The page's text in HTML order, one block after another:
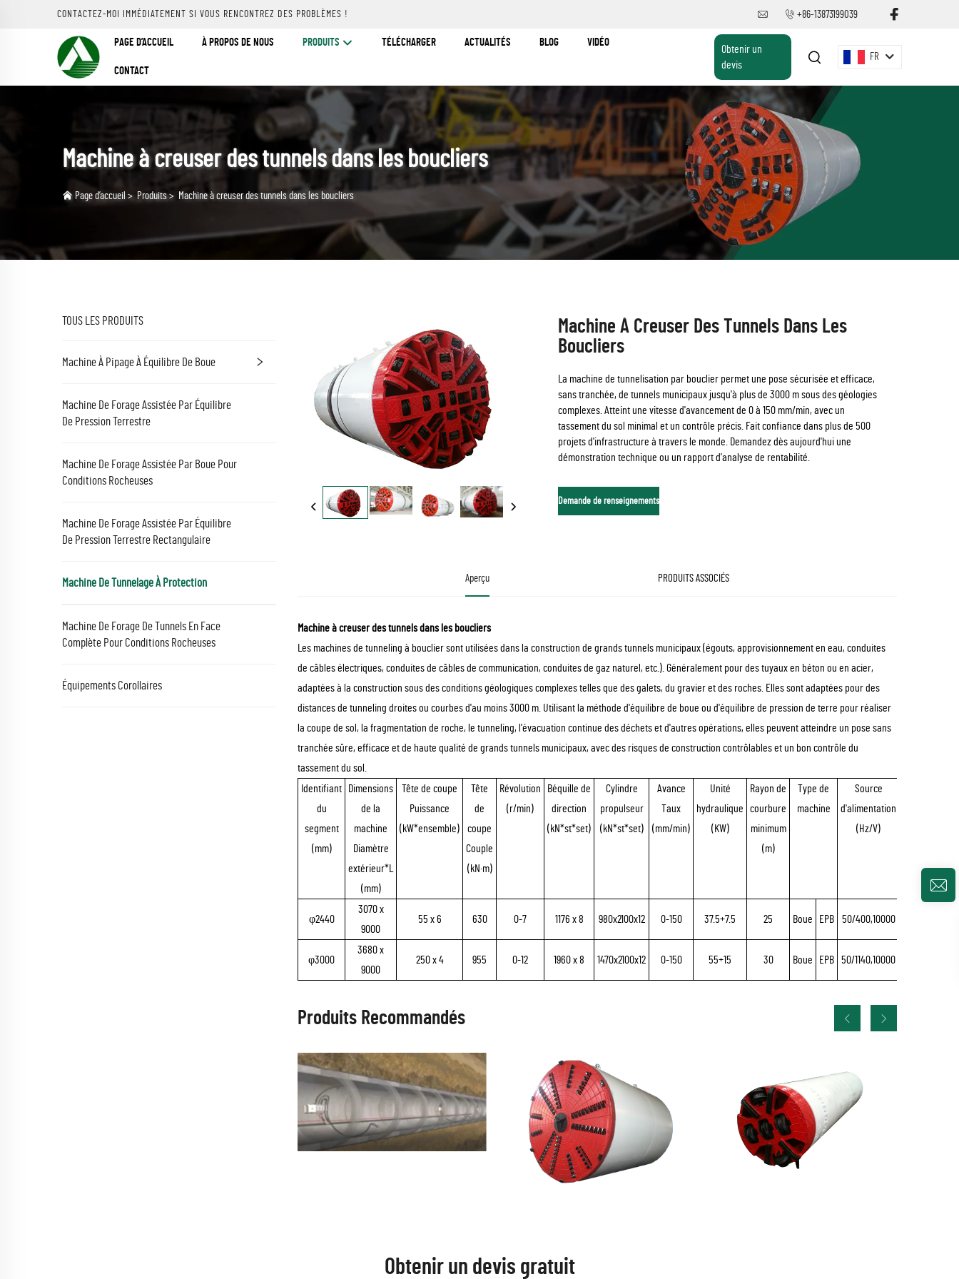
CONTACTEZ-MOI IMMÉDIATEMENT SI VOUS RENCONTREZ DES PROBLÈMES ! +86-13873199039
PAGE D’ACCUEIL À PROPOS DE NOUS PRODUITS TÉLÉCHARGER ACTUALITÉS BLOG VIDÉO
CONTACT
Obtenir un
devis
FR
Machine à creuser des tunnels dans les boucliers
Page d’accueil > Produits> Machine à creuser des tunnels dans les boucliers
TOUS LES PRODUITS
Machine À Pipage À Équilibre De Boue
Machine De Forage Assistée Par Équilibre
De Pression Terrestre
Machine De Forage Assistée Par Boue Pour
Conditions Rocheuses
Machine De Forage Assistée Par Équilibre
De Pression Terrestre Rectangulaire
Machine De Tunnelage À Protection
Machine De Forage De Tunnels En Face
Complète Pour Conditions Rocheuses
Équipements Corollaires
Machine À Creuser Des Tunnels Dans Les
Boucliers
La machine de tunnelisation par bouclier permet une pose sécurisée et efficace,
sans tranchée, de tunnels municipaux jusqu'à plus de 3000 m sous des géologies
complexes. Atteint une vitesse d'avancement de 0 à 150 mm/min, avec un
tassement du sol minimal et un contrôle précis. Fait confiance dans plus de 500
projets d'infrastructure à travers le monde. Demandez dès aujourd'hui une
démonstration technique ou un rapport d'analyse de rentabilité.
Demande de renseignements
Aperçu PRODUITS ASSOCIÉS
Machine à creuser des tunnels dans les boucliers
Les machines de tunneling à bouclier sont utilisées dans la construction de grands tunnels municipaux (égouts, approvisionnement en eau, conduites
de câbles électriques, conduites de câbles de communication, conduites de gaz naturel, etc.). Généralement pour des tuyaux en béton ou en acier,
adaptées à la construction sous des conditions géologiques complexes telles que des galets, du gravier et des roches. Elles sont adaptées pour des
distances de tunneling droites ou courbes d'au moins 3000 m. Utilisant la méthode d'équilibre de boue ou d'équilibre de pression de terre pour réaliser
la coupe de sol, la fragmentation de roche, le tunneling, l'évacuation continue des déchets et d'autres opérations, elles peuvent atteindre un pose sans
tranchée sûre, efficace et de haute qualité de grands tunnels municipaux, avec des risques de construction contrôlables et un bon contrôle du
tassement du sol.
Identifiant
du
segment
(mm)
Dimensions
de la
machine
Diamètre
extérieur*L
(mm)
Tête de coupe
Puissance
(kW*ensemble)
Tête
de
coupe
Couple
(kN·m)
Révolution
(r/min)
Béquille de
direction
(kN*st*set)
Cylindre
propulseur
(kN*st*set)
Avance
Taux
(mm/min)
Unité
hydraulique
(KW)
Rayon de
courbure
minimum
(m)
Type de
machine
Source
d'alimentation
(Hz/V)
φ2440
3070 x
9000
55 x 6 630 0-7 1176 x 8 980x2100x12 0-150 37.5+7.5 25 Boue EPB 50/400,10000
φ3000
3680 x
9000
250 x 4 955 0-12 1960 x 8 1470x2100x12 0-150 55+15 30 Boue EPB 50/1140,10000
Produits Recommandés
Obtenir un devis gratuit